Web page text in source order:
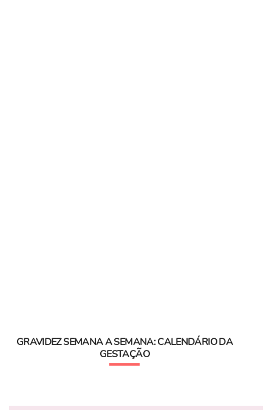
GRAVIDEZ SEMANA A SEMANA: CALENDÁRIO DA
GESTAÇÃO